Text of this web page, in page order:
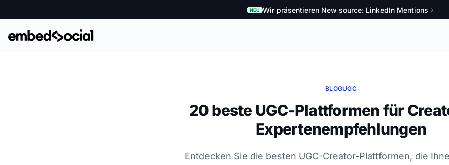
NEU Wir präsentieren New source: LinkedIn Mentions
BLOGUGC
20 beste UGC-Plattformen für
Expertenempfehlungen
Entdecken Sie die besten UGC-Creator-Plattformen, die